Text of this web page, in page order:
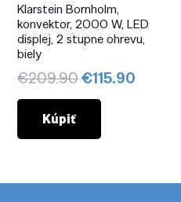
Klarstein Bornholm,
konvektor, 2000 W, LED
displej, 2 stupne ohrevu,
biely
€209.90Pôvodná
cena
€209.90.
€115.90
Kúpiť